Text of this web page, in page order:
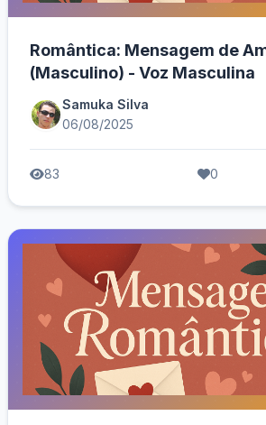
Romântica: Mensagem de
(Masculino) - Voz Masculina
Samuka Silva
06/08/2025
83 0